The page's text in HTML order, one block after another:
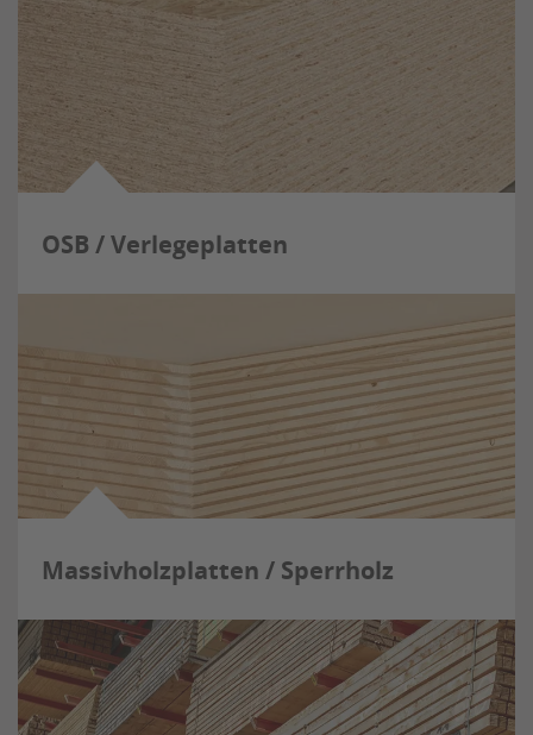
OSB / Verlegeplatten
Massivholzplatten / Sperrholz